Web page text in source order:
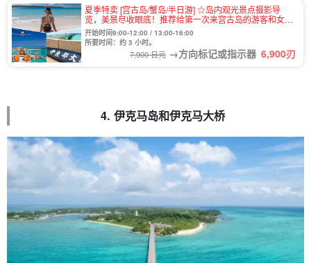
夏季特卖 [宫古岛/蟹岛/半日游] ☆岛内观光景点摄影导
览，美景尽收眼底！推荐给第一次来宫古岛的游客和女性
游客 《提供接送咨询和免费照片资料》(No.890)
开始时间9:00-12:00 / 13:00-16:00
所要时间：约 3 小时。
7,900 日元 →方向标记或指示器 6,900刃
4. 伊克马岛和伊克马大桥